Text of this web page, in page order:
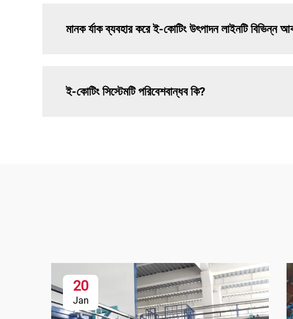
মানক র্যাক ব্যবহার করে ই-কোটিং উৎপাদন লাইনটি বিভিন্ন
ই-কোটিং সিস্টেমটি পরিবেশবান্ধব কি?
20
Jan